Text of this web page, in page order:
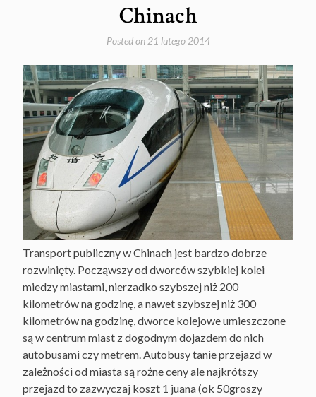
Chinach
Posted on 21 lutego 2014
Transport publiczny w Chinach jest bardzo dobrze
rozwinięty. Począwszy od dworców szybkiej kolei
miedzy miastami, nierzadko szybszej niż 200
kilometrów na godzinę, a nawet szybszej niż 300
kilometrów na godzinę, dworce kolejowe umieszczone
są w centrum miast z dogodnym dojazdem do nich
autobusami czy metrem. Autobusy tanie przejazd w
zależności od miasta są rożne ceny ale najkrótszy
przejazd to zazwyczaj koszt 1 juana (ok 50groszy